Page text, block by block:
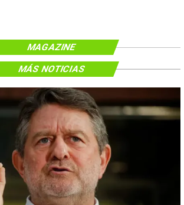
MAGAZINE
MÁS NOTICIAS